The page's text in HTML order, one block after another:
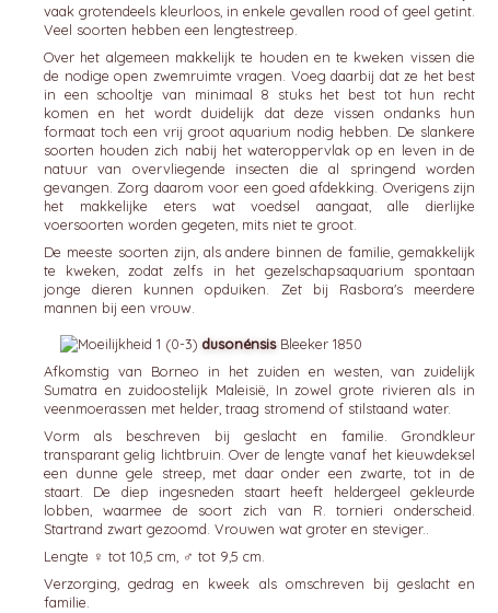
vaak grotendeels kleurloos, in enkele gevallen rood of geel getint.
Veel soorten hebben een lengtestreep.
Over het algemeen makkelijk te houden en te kweken vissen die
de nodige open zwemruimte vragen. Voeg daarbij dat ze het best
in een schooltje van minimaal 8 stuks het best tot hun recht
komen en het wordt duidelijk dat deze vissen ondanks hun
formaat toch een vrij groot aquarium nodig hebben. De slankere
soorten houden zich nabij het wateroppervlak op en leven in de
natuur van overvliegende insecten die al springend worden
gevangen. Zorg daarom voor een goed afdekking. Overigens zijn
het makkelijke eters wat voedsel aangaat, alle dierlijke
voersoorten worden gegeten, mits niet te groot.
De meeste soorten zijn, als andere binnen de familie, gemakkelijk
te kweken, zodat zelfs in het gezelschapsaquarium spontaan
jonge dieren kunnen opduiken. Zet bij Rasbora's meerdere
mannen bij een vrouw.
dusonénsisBleeker 1850
Afkomstig van Borneo in het zuiden en westen, van zuidelijk
Sumatra en zuidoostelijk Maleisië, In zowel grote rivieren als in
veenmoerassen met helder, traag stromend of stilstaand water.
Vorm als beschreven bij geslacht en familie. Grondkleur
transparant gelig lichtbruin. Over de lengte vanaf het kieuwdeksel
een dunne gele streep, met daar onder een zwarte, tot in de
staart. De diep ingesneden staart heeft heldergeel gekleurde
lobben, waarmee de soort zich van R. tornieri onderscheid.
Startrand zwart gezoomd. Vrouwen wat groter en steviger..
Lengte ♀ tot 10,5 cm, ♂ tot 9,5 cm.
Verzorging, gedrag en kweek als omschreven bij geslacht en
familie.